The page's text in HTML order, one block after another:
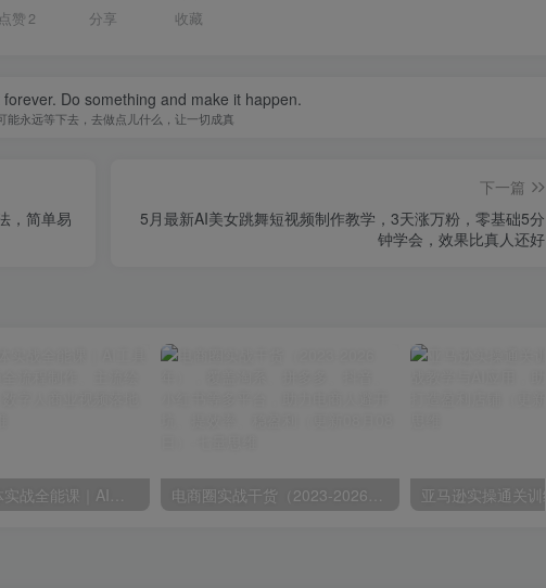
点赞 2 分享 收藏
Do something and make it happen.
能永远等下去，去做点儿什么，让一切成真
，简单易
下一篇
5月最新AI美女跳舞短视频制作教学，3天涨万粉，零基础5分
钟学会，效果比真人还好